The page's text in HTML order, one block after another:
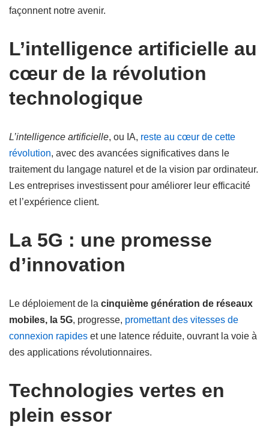
façonnent notre avenir.
L’intelligence artificielle au
cœur de la révolution
technologique
L’intelligence artificielle, ou IA, reste au cœur de cette
révolution, avec des avancées significatives dans le
traitement du langage naturel et de la vision par ordinateur.
Les entreprises investissent pour améliorer leur efficacité
et l’expérience client.
La 5G : une promesse
d’innovation
Le déploiement de la cinquième génération de réseaux
mobiles, la 5G, progresse, promettant des vitesses de
connexion rapides et une latence réduite, ouvrant la voie à
des applications révolutionnaires.
Technologies vertes en
plein essor